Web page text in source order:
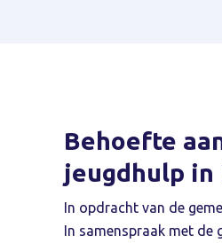
Behoefte
jeugdhulp in
In opdracht van de
In samenspraak met de